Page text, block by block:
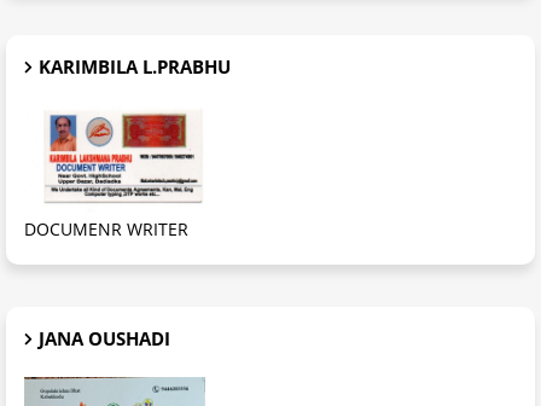
KARIMBILA L.PRABHU
DOCUMENR WRITER
JANA OUSHADI